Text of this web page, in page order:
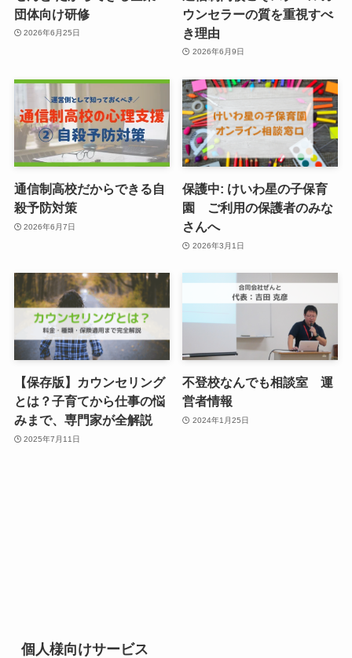
団体向け研修
2026年6月25日
ウンセラーの質を重視すべ
き理由
2026年6月9日
通信制高校だからできる自
殺予防対策
2026年6月7日
保護中: けいわ星の子保育
園 ご利用の保護者のみな
さんへ
2026年3月1日
【保存版】カウンセリング
とは？子育てから仕事の悩
みまで、専門家が全解説
2025年7月11日
不登校なんでも相談室 運
営者情報
2024年1月25日
個人様向けサービス